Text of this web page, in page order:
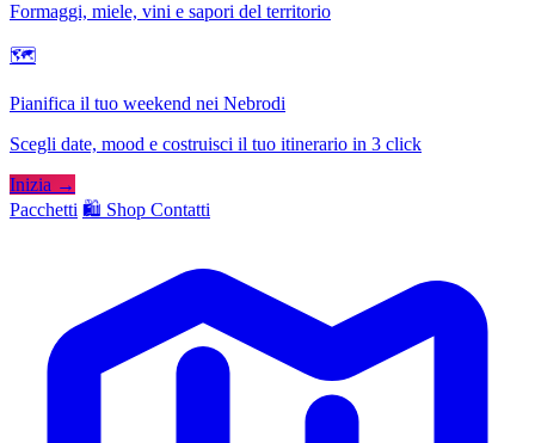
Formaggi, miele, vini e sapori del territorio
🗺
Pianifica il tuo weekend nei Nebrodi
Scegli date, mood e costruisci il tuo itinerario in 3 click
Inizia →
Pacchetti 🛍️ Shop Contatti